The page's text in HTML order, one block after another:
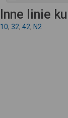
Inne linie
10, 32, 42, N2